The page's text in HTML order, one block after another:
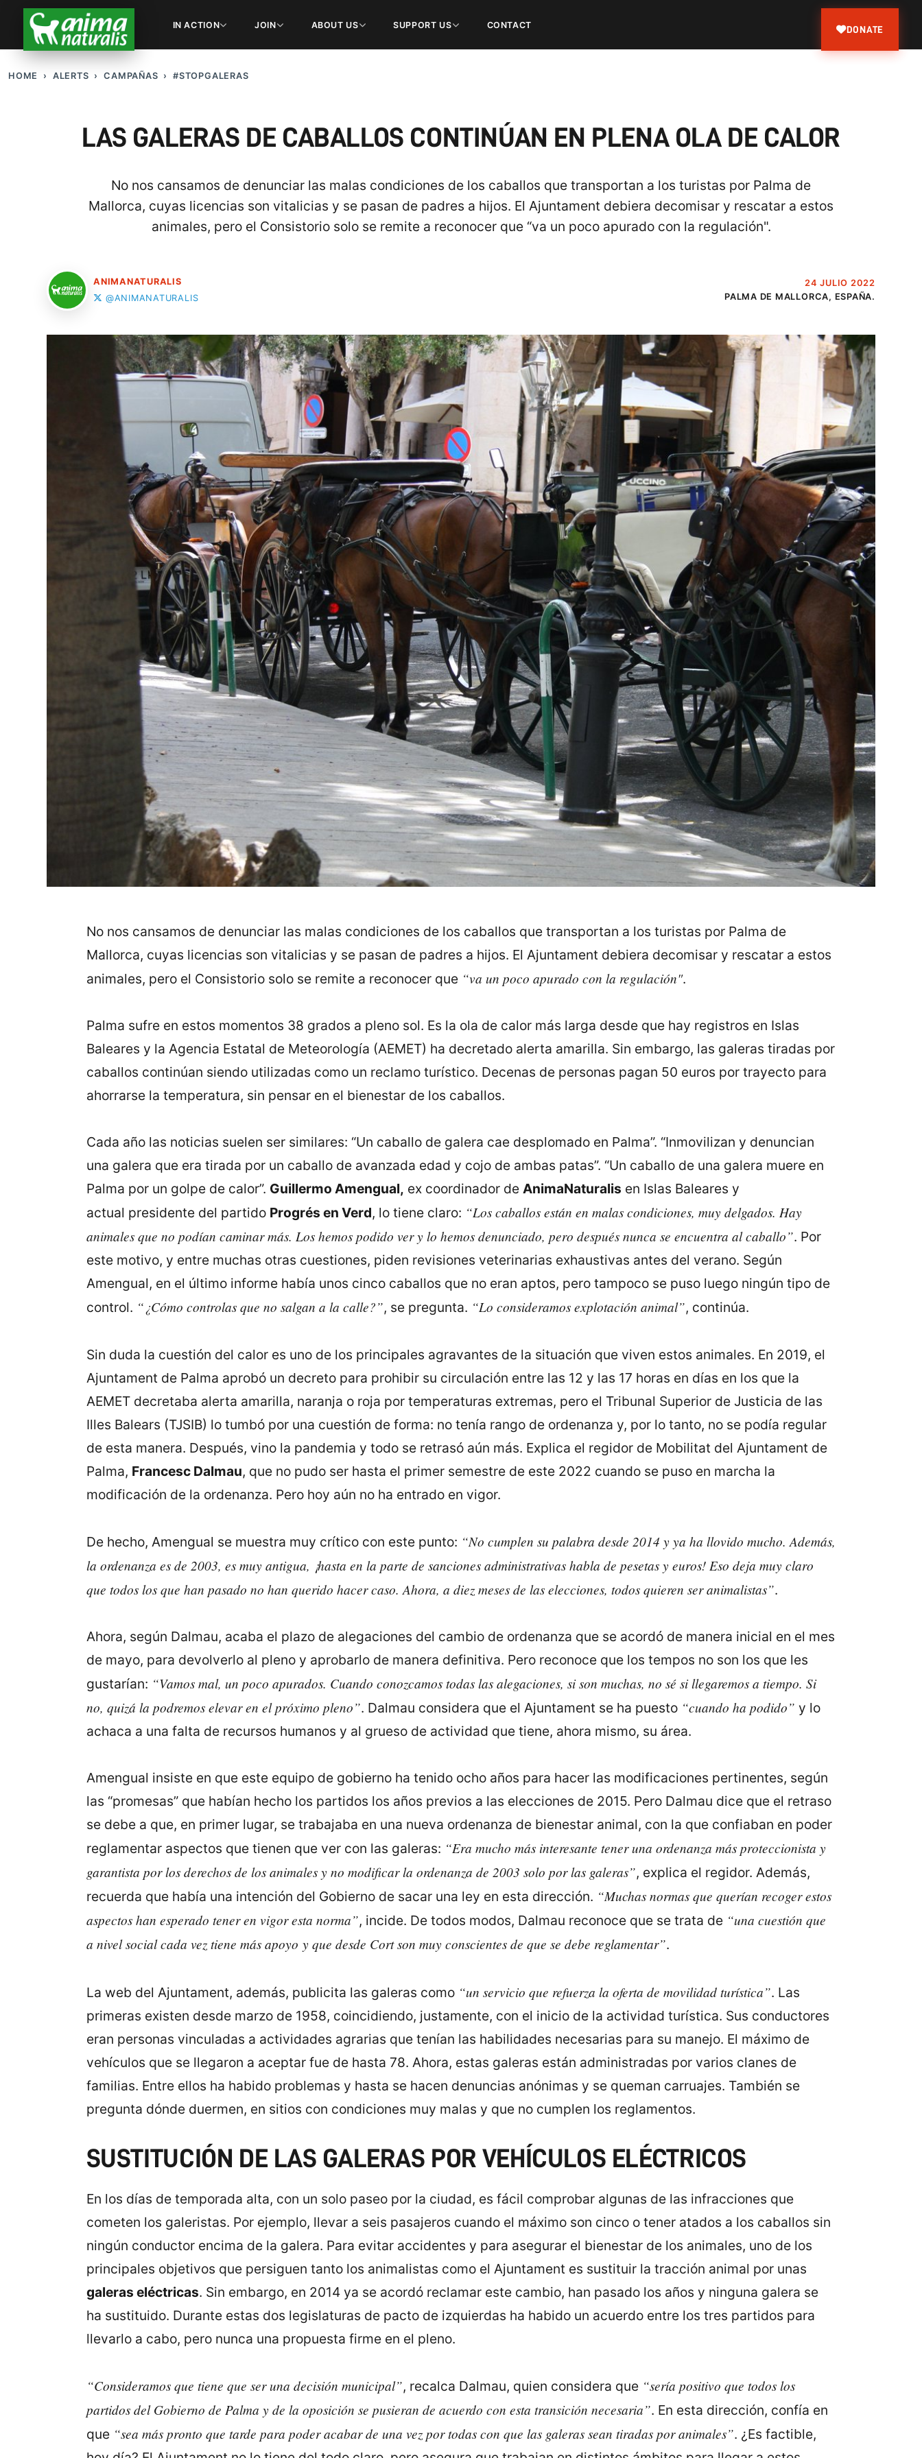
IN ACTION JOIN ABOUT US SUPPORT US CONTACT DONATE
HOME ALERTS CAMPAÑAS #STOPGALERAS
LAS GALERAS DE CABALLOS CONTINÚAN EN PLENA OLA DE CALOR
No nos cansamos de denunciar las malas condiciones de los caballos que transportan a los turistas por Palma de
Mallorca, cuyas licencias son vitalicias y se pasan de padres a hijos. El Ajuntament debiera decomisar y rescatar a estos
animales, pero el Consistorio solo se remite a reconocer que “va un poco apurado con la regulación".
ANIMANATURALIS
@ANIMANATURALIS
24 JULIO 2022
PALMA DE MALLORCA, ESPAÑA.
No nos cansamos de denunciar las malas condiciones de los caballos que transportan a los turistas por Palma de
Mallorca, cuyas licencias son vitalicias y se pasan de padres a hijos. El Ajuntament debiera decomisar y rescatar a estos
animales, pero el Consistorio solo se remite a reconocer que “va un poco apurado con la regulación".
Palma sufre en estos momentos 38 grados a pleno sol. Es la ola de calor más larga desde que hay registros en Islas
Baleares y la Agencia Estatal de Meteorología (AEMET) ha decretado alerta amarilla. Sin embargo, las galeras tiradas por
caballos continúan siendo utilizadas como un reclamo turístico. Decenas de personas pagan 50 euros por trayecto para
ahorrarse la temperatura, sin pensar en el bienestar de los caballos.
Cada año las noticias suelen ser similares: “Un caballo de galera cae desplomado en Palma”. “Inmovilizan y denuncian
una galera que era tirada por un caballo de avanzada edad y cojo de ambas patas”. “Un caballo de una galera muere en
Palma por un golpe de calor”. Guillermo Amengual, ex coordinador de AnimaNaturalis en Islas Baleares y
actual presidente del partido Progrés en Verd, lo tiene claro: “Los caballos están en malas condiciones, muy delgados. Hay
animales que no podían caminar más. Los hemos podido ver y lo hemos denunciado, pero después nunca se encuentra al caballo”. Por
este motivo, y entre muchas otras cuestiones, piden revisiones veterinarias exhaustivas antes del verano. Según
Amengual, en el último informe había unos cinco caballos que no eran aptos, pero tampoco se puso luego ningún tipo de
control. “¿Cómo controlas que no salgan a la calle?”, se pregunta. “Lo consideramos explotación animal”, continúa.
Sin duda la cuestión del calor es uno de los principales agravantes de la situación que viven estos animales. En 2019, el
Ajuntament de Palma aprobó un decreto para prohibir su circulación entre las 12 y las 17 horas en días en los que la
AEMET decretaba alerta amarilla, naranja o roja por temperaturas extremas, pero el Tribunal Superior de Justicia de las
Illes Balears (TJSIB) lo tumbó por una cuestión de forma: no tenía rango de ordenanza y, por lo tanto, no se podía regular
de esta manera. Después, vino la pandemia y todo se retrasó aún más. Explica el regidor de Mobilitat del Ajuntament de
Palma, Francesc Dalmau, que no pudo ser hasta el primer semestre de este 2022 cuando se puso en marcha la
modificación de la ordenanza. Pero hoy aún no ha entrado en vigor.
De hecho, Amengual se muestra muy crítico con este punto: “No cumplen su palabra desde 2014 y ya ha llovido mucho. Además,
la ordenanza es de 2003, es muy antigua, ¡hasta en la parte de sanciones administrativas habla de pesetas y euros! Eso deja muy claro
que todos los que han pasado no han querido hacer caso. Ahora, a diez meses de las elecciones, todos quieren ser animalistas”.
Ahora, según Dalmau, acaba el plazo de alegaciones del cambio de ordenanza que se acordó de manera inicial en el mes
de mayo, para devolverlo al pleno y aprobarlo de manera definitiva. Pero reconoce que los tempos no son los que les
gustarían: “Vamos mal, un poco apurados. Cuando conozcamos todas las alegaciones, si son muchas, no sé si llegaremos a tiempo. Si
no, quizá la podremos elevar en el próximo pleno”. Dalmau considera que el Ajuntament se ha puesto “cuando ha podido” y lo
achaca a una falta de recursos humanos y al grueso de actividad que tiene, ahora mismo, su área.
Amengual insiste en que este equipo de gobierno ha tenido ocho años para hacer las modificaciones pertinentes, según
las “promesas” que habían hecho los partidos los años previos a las elecciones de 2015. Pero Dalmau dice que el retraso
se debe a que, en primer lugar, se trabajaba en una nueva ordenanza de bienestar animal, con la que confiaban en poder
reglamentar aspectos que tienen que ver con las galeras: “Era mucho más interesante tener una ordenanza más proteccionista y
garantista por los derechos de los animales y no modificar la ordenanza de 2003 solo por las galeras”, explica el regidor. Además,
recuerda que había una intención del Gobierno de sacar una ley en esta dirección. “Muchas normas que querían recoger estos
aspectos han esperado tener en vigor esta norma”, incide. De todos modos, Dalmau reconoce que se trata de “una cuestión que
a nivel social cada vez tiene más apoyo y que desde Cort son muy conscientes de que se debe reglamentar”.
La web del Ajuntament, además, publicita las galeras como “un servicio que refuerza la oferta de movilidad turística”. Las
primeras existen desde marzo de 1958, coincidiendo, justamente, con el inicio de la actividad turística. Sus conductores
eran personas vinculadas a actividades agrarias que tenían las habilidades necesarias para su manejo. El máximo de
vehículos que se llegaron a aceptar fue de hasta 78. Ahora, estas galeras están administradas por varios clanes de
familias. Entre ellos ha habido problemas y hasta se hacen denuncias anónimas y se queman carruajes. También se
pregunta dónde duermen, en sitios con condiciones muy malas y que no cumplen los reglamentos.
SUSTITUCIÓN DE LAS GALERAS POR VEHÍCULOS ELÉCTRICOS
En los días de temporada alta, con un solo paseo por la ciudad, es fácil comprobar algunas de las infracciones que
cometen los galeristas. Por ejemplo, llevar a seis pasajeros cuando el máximo son cinco o tener atados a los caballos sin
ningún conductor encima de la galera. Para evitar accidentes y para asegurar el bienestar de los animales, uno de los
principales objetivos que persiguen tanto los animalistas como el Ajuntament es sustituir la tracción animal por unas
galeras eléctricas. Sin embargo, en 2014 ya se acordó reclamar este cambio, han pasado los años y ninguna galera se
ha sustituido. Durante estas dos legislaturas de pacto de izquierdas ha habido un acuerdo entre los tres partidos para
llevarlo a cabo, pero nunca una propuesta firme en el pleno.
“Consideramos que tiene que ser una decisión municipal”, recalca Dalmau, quien considera que “sería positivo que todos los
partidos del Gobierno de Palma y de la oposición se pusieran de acuerdo con esta transición necesaria”. En esta dirección, confía en
que “sea más pronto que tarde para poder acabar de una vez por todas con que las galeras sean tiradas por animales”. ¿Es factible,